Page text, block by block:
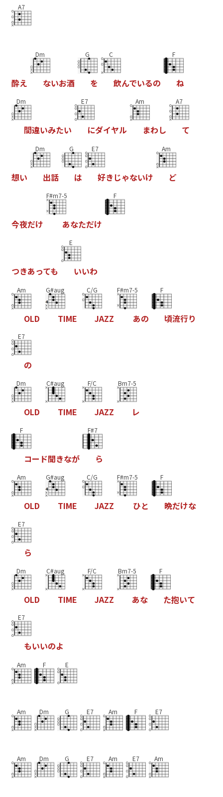
A7
酔え
Dm
ないお酒
G
を
C
飲んでいるの
F
ね
Dm
間違いみたい
E7
にダイヤル
Am
まわし
A7
て
想い
Dm
出話
G
は
E7
好き じゃないけ
Am
ど
今夜だけ
F#m7-5
あなただけ
F
つきあっても
E
いいわ
Am
OLD
G#aug
TIME
C/G
JAZZ
F#m7-5
あの
F
頃流行り
E7
の
Dm
OLD
C#aug
TIME
F/C
JAZZ
Bm7-5
レ
F
コー ド聞きなが
F#7
ら
Am
OLD
G#aug
TIME
C/G
JAZZ
F#m7-5
ひと
F
晩だけな
E7
ら
Dm
OLD
C#aug
TIME
F/C
JAZZ
Bm7-5
あな
F
た抱いて
E7
もいいのよ
Am F E
Am Dm G E7 Am F E7
Am Dm G E7 Am E7 Am